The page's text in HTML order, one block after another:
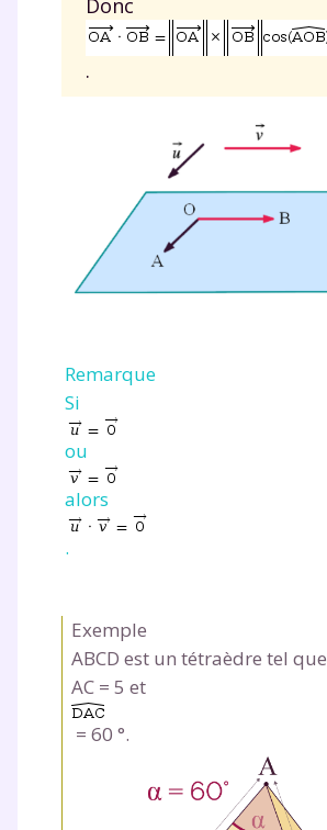
Donc
.
Remarque
Si
ou
alors
.
Exemple
ABCD est un tétraèdre tel que
AC = 5 et
= 60 °.